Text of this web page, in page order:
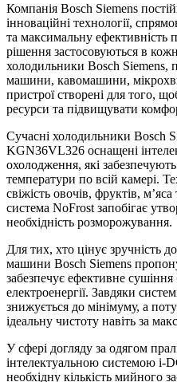
Компанія Bosch Siemens
інноваційні технології,
та максимальну ефективність
рішення застосовуються в
холодильники Bosch Siemens,
машини, кавомашини,
пристрої створені для того,
ресурси та підвищувати
Сучасні холодильники Bosch
KGN36VL326 оснащені
охолодження, які
температури по всій камері.
свіжість овочів, фруктів,
система NoFrost запобігає
необхідність розморожування.
Для тих, хто цінує зручність
машини Bosch Siemens
забезпечує ефективне сушіння
електроенергії. Завдяки
знижується до мінімуму, а
ідеальну чистоту навіть за
У сфері догляду за одягом
інтелектуальною системою i-
необхідну кількість мийного